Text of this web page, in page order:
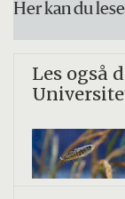
Her kan du
Les også